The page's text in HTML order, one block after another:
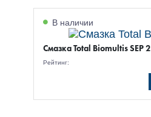
В наличии
Смазка Total Biomultis SEP 2
Рейтинг: